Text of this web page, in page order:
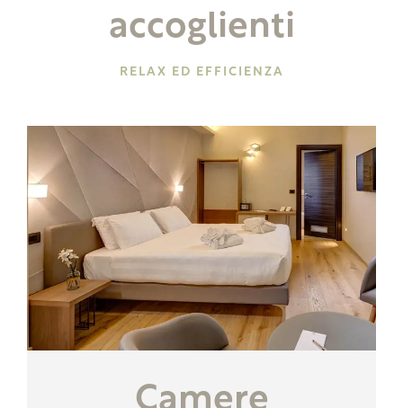
accoglienti
RELAX ED EFFICIENZA
Camere